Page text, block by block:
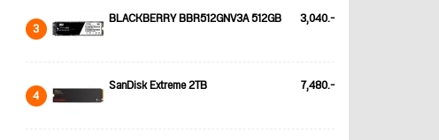
3 BLACKBERRY BBR512GNV3A 512GB 3,040.-
4 SanDisk Extreme 2TB 7,480.-